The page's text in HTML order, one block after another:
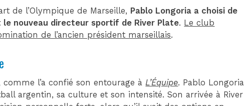
de l’Olympique de Marseille, Pablo Longoria a choisi de
nouveau directeur sportif de River Plate. Le club
de l’ancien président marseillais.
comme l’a confié son entourage à L’Équipe. Pablo Longoria
argentin, sa culture et son intensité. Son arrivée à River